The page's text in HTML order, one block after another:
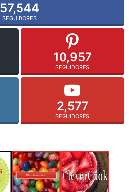
57,544
SEGUIDORES
10,957
SEGUIDORES
2,577
SEGUIDORES